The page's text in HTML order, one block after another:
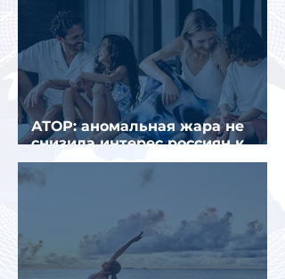
АТОР: аномальная жара не
снизила интерес россиян к
летнему отдыху в Европе